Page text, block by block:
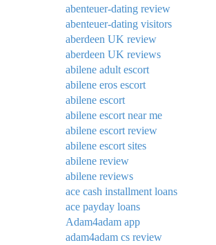
abenteuer-dating review
abenteuer-dating visitors
aberdeen UK review
aberdeen UK reviews
abilene adult escort
abilene eros escort
abilene escort
abilene escort near me
abilene escort review
abilene escort sites
abilene review
abilene reviews
ace cash installment loans
ace payday loans
Adam4adam app
adam4adam cs review